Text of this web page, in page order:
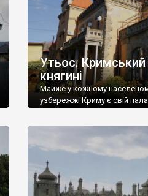
Утьос. Кримський
княгині
Майже у кожному
узбережжі Криму є свій